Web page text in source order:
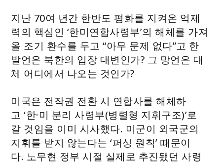
지난 70여 년간 한반도 평화를 지켜온 억제
력의 핵심인 ‘한미연합사령부’의 해체를 가져
올 조기 환수를 두고 “아무 문제 없다”고 한
발언은 북한의 입장 대변인가? 그 망언은 대
체 어디에서 나오는 것인가?
미국은 전작권 전환 시 연합사를 해체하
고 ‘한·미 분리 사령부(병렬형 지휘구조)’로
갈 것임을 이미 시사했다. 미군이 외국군의
지휘를 받지 않는다는 ‘퍼싱 원칙’ 때문이
다. 노무현 정부 시절 실제로 추진됐던 사령